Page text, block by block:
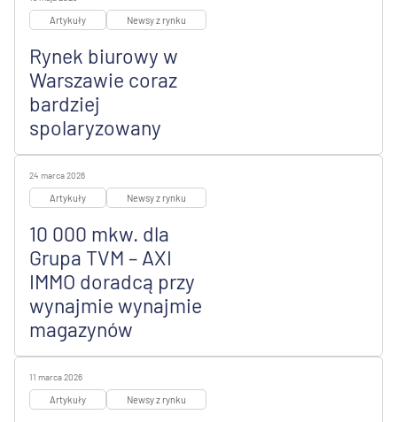
Artykuły Newsy z rynku
Rynek biurowy w
Warszawie coraz
bardziej
spolaryzowany
24 marca 2026
Artykuły Newsy z rynku
10 000 mkw. dla
Grupa TVM – AXI
IMMO doradcą przy
wynajmie wynajmie
magazynów
11 marca 2026
Artykuły Newsy z rynku